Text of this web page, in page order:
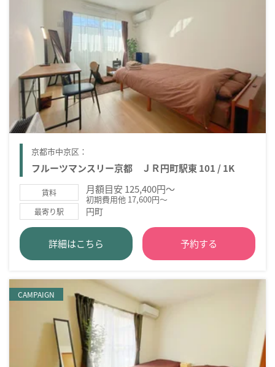
京都市中京区：
フルーツマンスリー京都 ＪＲ円町駅東 101 / 1K
賃料 月額目安 125,400円～
初期費用他 17,600円～
最寄り駅 円町
詳細はこちら 予約する
CAMPAIGN